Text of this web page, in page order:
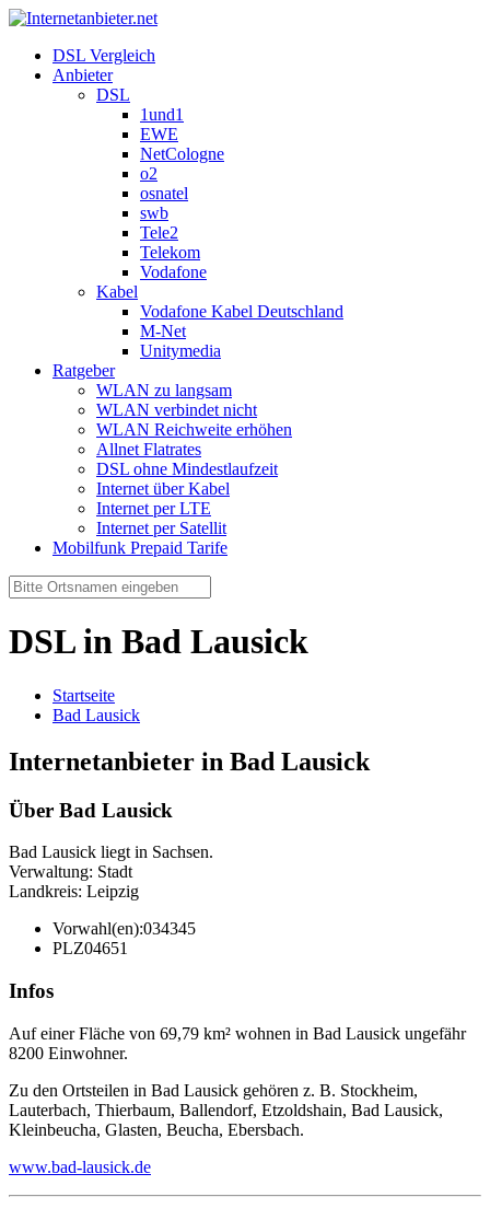
DSL Vergleich
Anbieter
DSL
1und1
EWE
NetCologne
o2
osnatel
swb
Tele2
Telekom
Vodafone
Kabel
Vodafone Kabel Deutschland
M-Net
Unitymedia
Ratgeber
WLAN zu langsam
WLAN verbindet nicht
WLAN Reichweite erhöhen
Allnet Flatrates
DSL ohne Mindestlaufzeit
Internet über Kabel
Internet per LTE
Internet per Satellit
Mobilfunk Prepaid Tarife
DSL in Bad Lausick
Startseite
Bad Lausick
Internetanbieter in Bad Lausick
Über Bad Lausick
Bad Lausick liegt in Sachsen.
Verwaltung: Stadt
Landkreis: Leipzig
Vorwahl(en):034345
PLZ04651
Infos
Auf einer Fläche von 69,79 km² wohnen in Bad Lausick ungefähr
8200 Einwohner.
Zu den Ortsteilen in Bad Lausick gehören z. B. Stockheim,
Lauterbach, Thierbaum, Ballendorf, Etzoldshain, Bad Lausick,
Kleinbeucha, Glasten, Beucha, Ebersbach.
www.bad-lausick.de